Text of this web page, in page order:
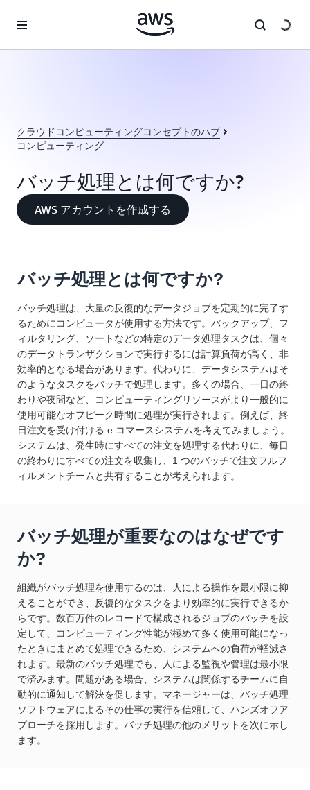
クラウドコンピューティングコンセプトのハブ
コンピューティング
バッチ処理とは何ですか?
AWS アカウントを作成する
バッチ処理とは何ですか?
バッチ処理は、大量の反復的なデータジョブを定期的に完了す
るためにコンピュータが使用する方法です。バックアップ、フ
ィルタリング、ソートなどの特定のデータ処理タスクは、個々
のデータトランザクションで実行するには計算負荷が高く、非
効率的となる場合があります。代わりに、データシステムはそ
のようなタスクをバッチで処理します。多くの場合、一日の終
わりや夜間など、コンピューティングリソースがより一般的に
使用可能なオフピーク時間に処理が実行されます。例えば、終
日注文を受け付ける e コマースシステムを考えてみましょう。
システムは、発生時にすべての注文を処理する代わりに、毎日
の終わりにすべての注文を収集し、1 つのバッチで注文フルフ
ィルメントチームと共有することが考えられます。
バッチ処理が重要なのはなぜです
か?
組織がバッチ処理を使用するのは、人による操作を最小限に抑
えることができ、反復的なタスクをより効率的に実行できるか
らです。数百万件のレコードで構成されるジョブのバッチを設
定して、コンピューティング性能が極めて多く使用可能になっ
たときにまとめて処理できるため、システムへの負荷が軽減さ
れます。最新のバッチ処理でも、人による監視や管理は最小限
で済みます。問題がある場合、システムは関係するチームに自
動的に通知して解決を促します。マネージャーは、バッチ処理
ソフトウェアによるその仕事の実行を信頼して、ハンズオフア
プローチを採用します。バッチ処理の他のメリットを次に示し
ます。